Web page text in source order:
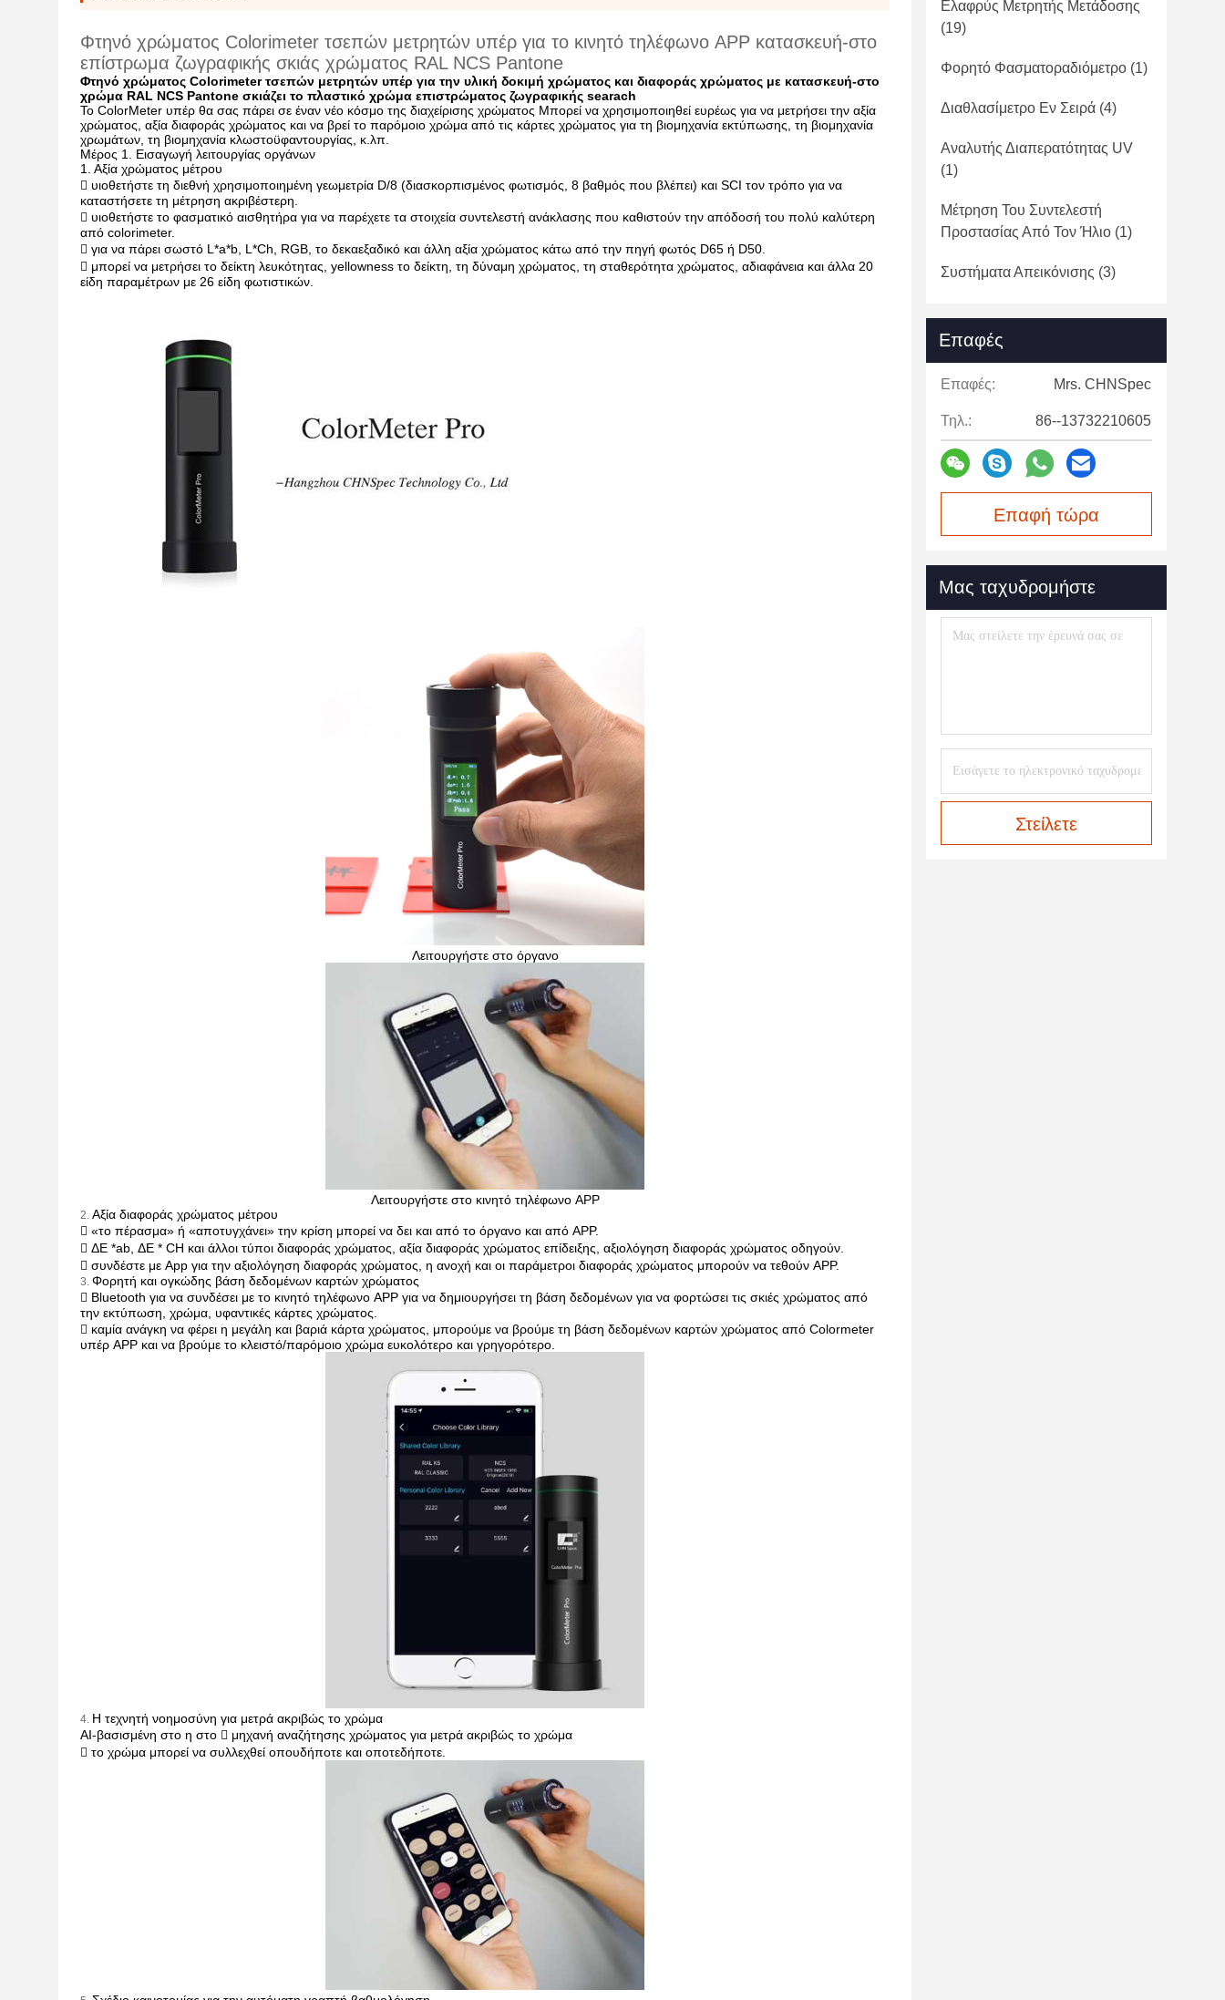
Φτηνό χρώματος Colorimeter τσεπών μετρητών υπέρ για το κινητό τηλέφωνο APP κατασκευή-στο
επίστρωμα ζωγραφικής σκιάς χρώματος RAL NCS Pantone
Φτηνό χρώματος Colorimeter τσεπών μετρητών υπέρ για την υλική δοκιμή χρώματος και διαφοράς χρώματος με κατασκευή-στο
χρώμα RAL NCS Pantone σκιάζει το πλαστικό χρώμα επιστρώματος ζωγραφικής searach
Το ColorMeter υπέρ θα σας πάρει σε έναν νέο κόσμο της διαχείρισης χρώματος Μπορεί να χρησιμοποιηθεί ευρέως για να μετρήσει την αξία
χρώματος, αξία διαφοράς χρώματος και να βρεί το παρόμοιο χρώμα από τις κάρτες χρώματος για τη βιομηχανία εκτύπωσης, τη βιομηχανία
χρωμάτων, τη βιομηχανία κλωστοϋφαντουργίας, κ.λπ.
Μέρος 1. Εισαγωγή λειτουργίας οργάνων
1. Αξία χρώματος μέτρου
 υιοθετήστε τη διεθνή χρησιμοποιημένη γεωμετρία D/8 (διασκορπισμένος φωτισμός, 8 βαθμός που βλέπει) και SCI τον τρόπο για να
καταστήσετε τη μέτρηση ακριβέστερη.
 υιοθετήστε το φασματικό αισθητήρα για να παρέχετε τα στοιχεία συντελεστή ανάκλασης που καθιστούν την απόδοσή του πολύ καλύτερη
από colorimeter.
 για να πάρει σωστό L*a*b, L*Ch, RGB, το δεκαεξαδικό και άλλη αξία χρώματος κάτω από την πηγή φωτός D65 ή D50.
 μπορεί να μετρήσει το δείκτη λευκότητας, yellowness το δείκτη, τη δύναμη χρώματος, τη σταθερότητα χρώματος, αδιαφάνεια και άλλα 20
είδη παραμέτρων με 26 είδη φωτιστικών.
Λειτουργήστε στο όργανο
Λειτουργήστε στο κινητό τηλέφωνο APP
2. Αξία διαφοράς χρώματος μέτρου
 «το πέρασμα» ή «αποτυγχάνει» την κρίση μπορεί να δει και από το όργανο και από APP.
 ΔE *ab, ΔE * CH και άλλοι τύποι διαφοράς χρώματος, αξία διαφοράς χρώματος επίδειξης, αξιολόγηση διαφοράς χρώματος οδηγούν.
 συνδέστε με App για την αξιολόγηση διαφοράς χρώματος, η ανοχή και οι παράμετροι διαφοράς χρώματος μπορούν να τεθούν APP.
3. Φορητή και ογκώδης βάση δεδομένων καρτών χρώματος
 Bluetooth για να συνδέσει με το κινητό τηλέφωνο APP για να δημιουργήσει τη βάση δεδομένων για να φορτώσει τις σκιές χρώματος από
την εκτύπωση, χρώμα, υφαντικές κάρτες χρώματος.
 καμία ανάγκη να φέρει η μεγάλη και βαριά κάρτα χρώματος, μπορούμε να βρούμε τη βάση δεδομένων καρτών χρώματος από Colormeter
υπέρ APP και να βρούμε το κλειστό/παρόμοιο χρώμα ευκολότερο και γρηγορότερο.
4. Η τεχνητή νοημοσύνη για μετρά ακριβώς το χρώμα
AI-βασισμένη στο η στο  μηχανή αναζήτησης χρώματος για μετρά ακριβώς το χρώμα
 το χρώμα μπορεί να συλλεχθεί οπουδήποτε και οποτεδήποτε.
Ελαφρύς Μετρητής Μετάδοσης
(19)
Φορητό Φασματοραδιόμετρο (1)
Διαθλασίμετρο Εν Σειρά (4)
Αναλυτής Διαπερατότητας UV
(1)
Μέτρηση Του Συντελεστή
Προστασίας Από Τον Ήλιο (1)
Συστήματα Απεικόνισης (3)
Επαφές
Επαφές: Mrs. CHNSpec
Τηλ.: 86--13732210605
Επαφή τώρα
Μας ταχυδρομήστε
Στείλετε